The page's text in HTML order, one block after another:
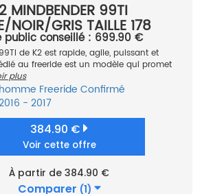
MINDBENDER 99TI
NOIR/GRIS TAILLE 178
public conseillé : 699.90 €
99TI de K2 est rapide, agile, puissant et
au freeride est un modèle qui promet
plus
Freeride Confirmé
- 2017
384.90 €
Voir cette offre
À partir de 384.90 €
Comparer (1)